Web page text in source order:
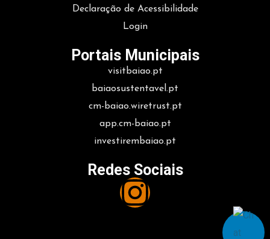
Declaração de Acessibilidade
Login
Portais Municipais
visitbaiao.pt
baiaosustentavel.pt
cm-baiao.wiretrust.pt
app.cm-baiao.pt
investirembaiao.pt
Redes Sociais